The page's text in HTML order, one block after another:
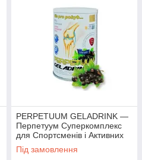
PERPETUUM GELADRINK —
Перпетуум Суперкомплекс
для Спортсменів і Активних
Людей порошок 500 г
Під замовлення